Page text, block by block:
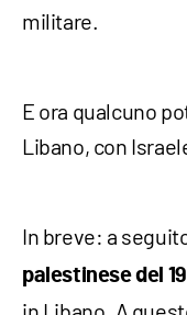
militare.
E ora qualcuno
Libano, con
In breve: a
palestinese del